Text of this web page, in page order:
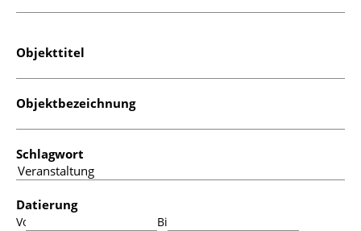
Objekttitel
Objektbezeichnung
Schlagwort
Datierung
Von: Bis: